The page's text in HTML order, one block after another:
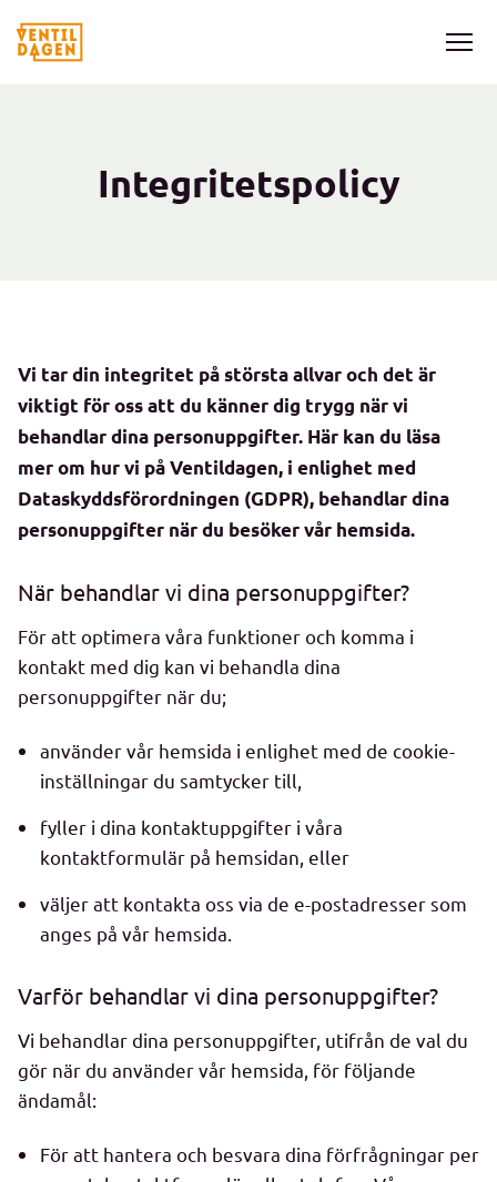
Integritetspolicy
Vi tar din integritet på största allvar och det är
viktigt för oss att du känner dig trygg när vi
behandlar dina personuppgifter. Här kan du läsa
mer om hur vi på Ventildagen, i enlighet med
Dataskyddsförordningen (GDPR), behandlar dina
personuppgifter när du besöker vår hemsida.
När behandlar vi dina personuppgifter?
För att optimera våra funktioner och komma i
kontakt med dig kan vi behandla dina
personuppgifter när du;
använder vår hemsida i enlighet med de cookie-
inställningar du samtycker till,
fyller i dina kontaktuppgifter i våra
kontaktformulär på hemsidan, eller
väljer att kontakta oss via de e-postadresser som
anges på vår hemsida.
Varför behandlar vi dina personuppgifter?
Vi behandlar dina personuppgifter, utifrån de val du
gör när du använder vår hemsida, för följande
ändamål:
För att hantera och besvara dina förfrågningar per